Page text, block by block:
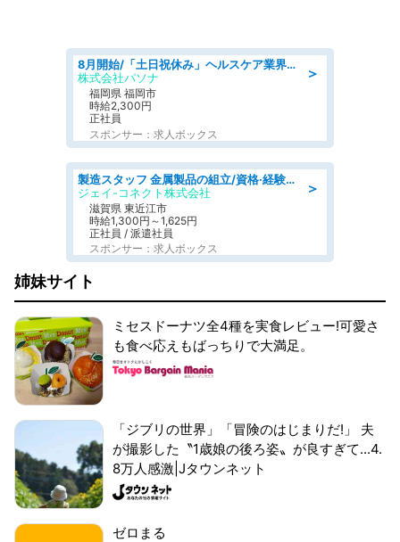
＞
8月開始/「土日祝休み」ヘルスケア業界の産業保健師/高時給/未経験OK/要資格:保健師、正看護師
株式会社パソナ
福岡県 福岡市
時給2,300円
正社員
スポンサー：求人ボックス
＞
製造スタッフ 金属製品の組立/資格·経験不問/日野工業団地
ジェイ-コネクト株式会社
滋賀県 東近江市
時給1,300円～1,625円
正社員 / 派遣社員
スポンサー：求人ボックス
姉妹サイト
ミセスドーナツ全4種を実食レビュー!可愛さ
も食べ応えもばっちりで大満足。
「ジブリの世界」「冒険のはじまりだ!」 夫
が撮影した〝1歳娘の後ろ姿〟が良すぎて...4.
8万人感激|Jタウンネット
ゼロまる